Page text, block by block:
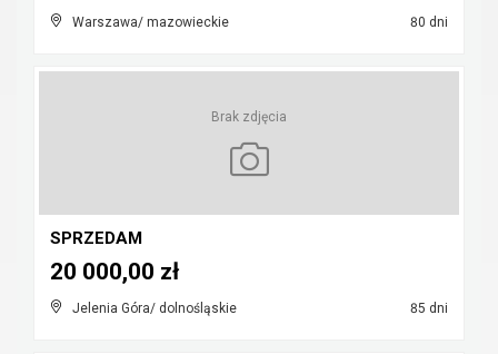
Warszawa/ mazowieckie 80 dni
Brak zdjęcia
SPRZEDAM
Jelenia Góra/ dolnośląskie 85 dni
20 000,00 zł